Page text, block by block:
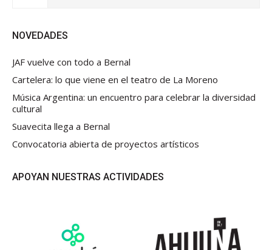
NOVEDADES
JAF vuelve con todo a Bernal
Cartelera: lo que viene en el teatro de La Moreno
Música Argentina: un encuentro para celebrar la diversidad
cultural
Suavecita llega a Bernal
Convocatoria abierta de proyectos artísticos
APOYAN NUESTRAS ACTIVIDADES